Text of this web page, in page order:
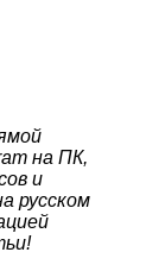
на ПК,
и
русском